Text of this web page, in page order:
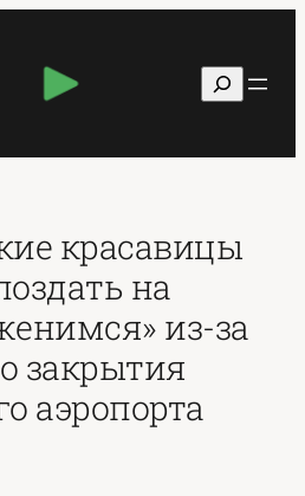
Поиск
красавицы
на
из-за
закрытия
аэропорта